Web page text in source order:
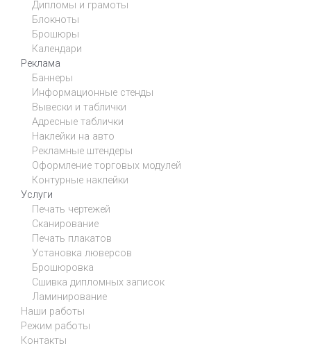
Дипломы и грамоты
Блокноты
Брошюры
Календари
Реклама
Баннеры
Информационные стенды
Вывески и таблички
Адресные таблички
Наклейки на авто
Рекламные штендеры
Оформление торговых модулей
Контурные наклейки
Услуги
Печать чертежей
Сканирование
Печать плакатов
Установка люверсов
Брошюровка
Сшивка дипломных записок
Ламинирование
Наши работы
Режим работы
Контакты